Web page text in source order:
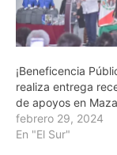
¡Beneficencia
realiza entrega
de apoyos en
febrero 29, 2024
En "El Sur"